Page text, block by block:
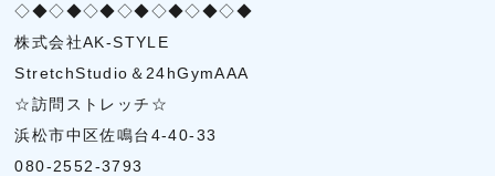
◇◆◇◆◇◆◇◆◇◆◇◆◇◆
株式会社AK-STYLE
StretchStudio＆24hGymAAA
☆訪問ストレッチ☆
浜松市中区佐鳴台4-40-33
080-2552-3793